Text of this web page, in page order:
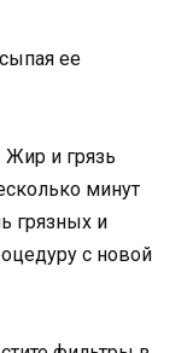
ее
и грязь
минут
грязных и
с новой